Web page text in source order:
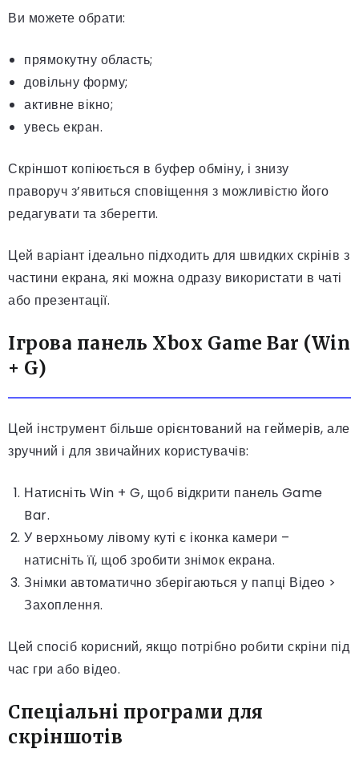
Ви можете обрати:
прямокутну область;
довільну форму;
активне вікно;
увесь екран.
Скріншот копіюється в буфер обміну, і знизу
праворуч з’явиться сповіщення з можливістю його
редагувати та зберегти.
Цей варіант ідеально підходить для швидких скрінів з
частини екрана, які можна одразу використати в чаті
або презентації.
Ігрова панель Xbox Game Bar (Win
+ G)
Цей інструмент більше орієнтований на геймерів, але
зручний і для звичайних користувачів:
Натисніть Win + G, щоб відкрити панель Game
Bar.
У верхньому лівому куті є іконка камери –
натисніть її, щоб зробити знімок екрана.
Знімки автоматично зберігаються у папці Відео >
Захоплення.
Цей спосіб корисний, якщо потрібно робити скріни під
час гри або відео.
Спеціальні програми для
скріншотів